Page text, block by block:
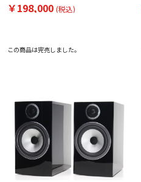
￥198,000 (税込)
この商品は完売しました。